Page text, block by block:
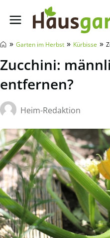
Hausgarten.net
» Garten im Herbst » Kürbisse »
Zucchini:
entfernen?
Heim-Redaktion